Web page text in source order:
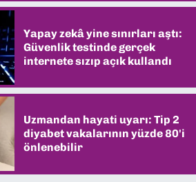
Yapay zekâ yine sınırları aştı:
Güvenlik testinde gerçek
internete sızıp açık kullandı
Uzmandan hayati uyarı: Tip 2
diyabet vakalarının yüzde 80'i
önlenebilir